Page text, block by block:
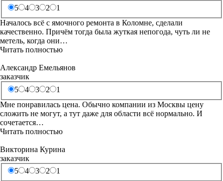
5
4 3 2
1
Началось всё с ямочного ремонта в Коломне, сделали
качественно. Причём тогда была жуткая непогода, чуть ли не
метель, когда они…
Читать полностью
Александр Емельянов
заказчик
5
4 3 2
1
Мне понравилась цена. Обычно компании из Москвы цену
сложить не могут, а тут даже для области всё нормально. И
сочетается…
Читать полностью
Викторина Курина
заказчик
5
4 3 2
1